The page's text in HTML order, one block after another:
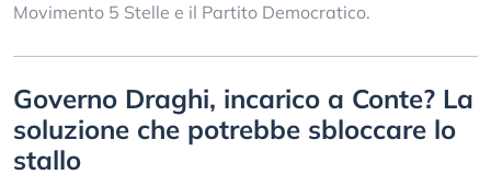
Movimento 5 Stelle e il Partito Democratico.
Governo Draghi, incarico a Conte? La
soluzione che potrebbe sbloccare lo
stallo